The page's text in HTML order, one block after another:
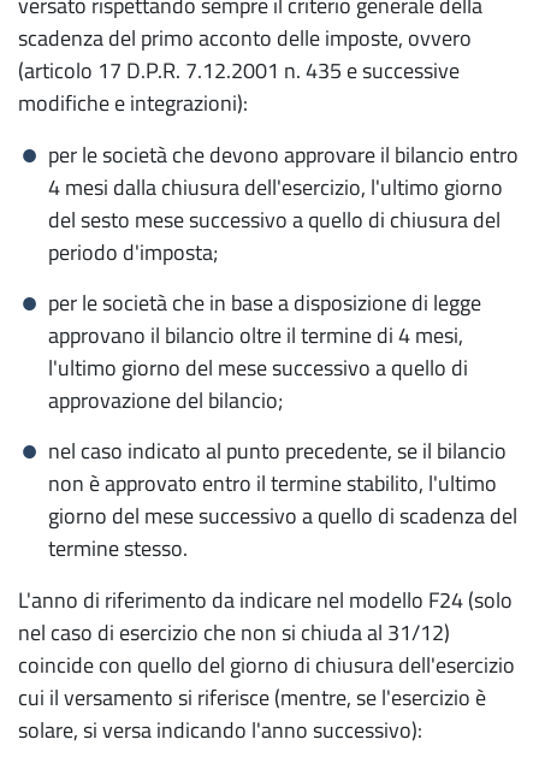
scadenza del primo acconto delle imposte, ovvero
(articolo 17 D.P.R. 7.12.2001 n. 435 e successive
modifiche e integrazioni):
per le società che devono approvare il bilancio entro
4 mesi dalla chiusura dell'esercizio, l'ultimo giorno
del sesto mese successivo a quello di chiusura del
periodo d'imposta;
per le società che in base a disposizione di legge
approvano il bilancio oltre il termine di 4 mesi,
l'ultimo giorno del mese successivo a quello di
approvazione del bilancio;
nel caso indicato al punto precedente, se il bilancio
non è approvato entro il termine stabilito, l'ultimo
giorno del mese successivo a quello di scadenza del
termine stesso.
L'anno di riferimento da indicare nel modello F24 (solo
nel caso di esercizio che non si chiuda al 31/12)
coincide con quello del giorno di chiusura dell'esercizio
cui il versamento si riferisce (mentre, se l'esercizio è
solare, si versa indicando l'anno successivo):